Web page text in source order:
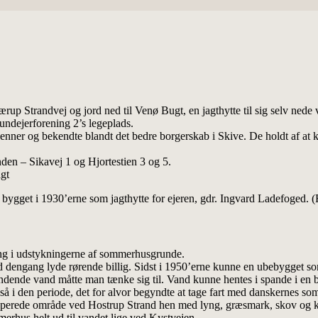
Strandvej og jord ned til Venø Bugt, en jagthytte til sig selv nede
2’s legeplads.
og bekendte blandt det bedre borgerskab i Skive. De holdt af at
– Sikavej 1 og Hjortestien 3 og 5.
i 1930’erne som jagthytte for ejeren, gdr. Ingvard Ladefoged.
i udstykningerne af sommerhusgrunde.
lyde rørende billig. Sidst i 1950’erne kunne en ubebygget
vand måtte man tænke sig til. Vand kunne hentes i spande i en
i den periode, det for alvor begyndte at tage fart med danskernes
område ved Hostrup Strand hen med lyng, græsmark, skov